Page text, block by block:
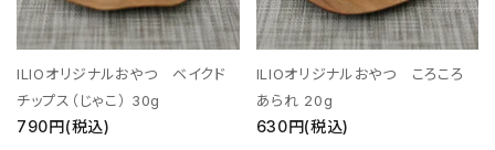
ILIOオリジナルおやつ ベイクド
チップス（じゃこ） 30g
790円(税込)
ILIOオリジナルおやつ ころころ
あられ 20g
630円(税込)